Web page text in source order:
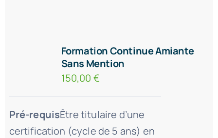
Formation Continue Amiante
Sans Mention
150,00 €
Pré-requisÊtre titulaire d’une
certification (cycle de 5 ans) en